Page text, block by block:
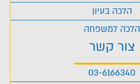
הלכה בעיון
הלכה למשפחה
צור קשר
03-6166340